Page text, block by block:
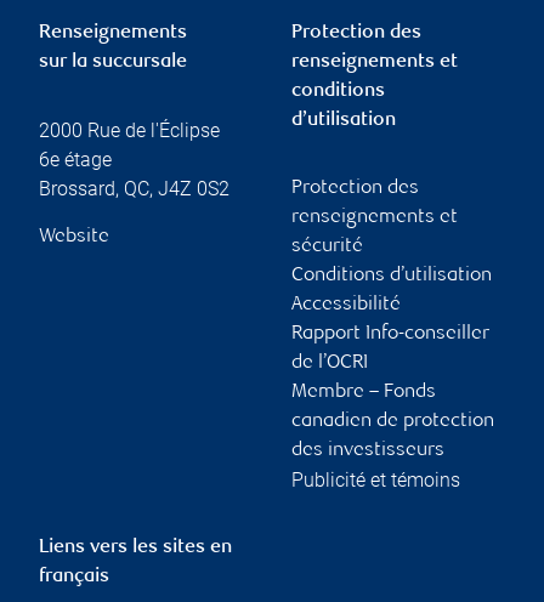
Renseignements
sur la succursale
2000 Rue de l'Éclipse
6e étage
Brossard, QC, J4Z 0S2
Website
Protection des
renseignements et
conditions
d’utilisation
Protection des
renseignements et
sécurité
Conditions d’utilisation
Accessibilité
Rapport Info-conseiller
de l’OCRI
Membre – Fonds
canadien de protection
des investisseurs
Publicité et témoins
Liens vers les sites en
français